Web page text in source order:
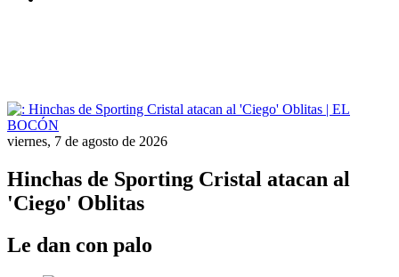
viernes, 7 de agosto de 2026
Hinchas de Sporting Cristal atacan al
'Ciego' Oblitas
Le dan con palo